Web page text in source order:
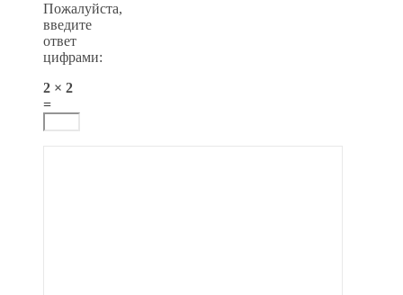
Пожалуйста,
введите
ответ
цифрами:
2 × 2
=